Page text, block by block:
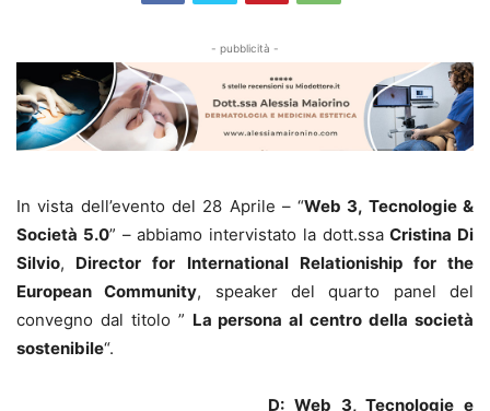
- pubblicità -
In vista dell’evento del 28 Aprile – “Web 3, Tecnologie &
Società 5.0” – abbiamo intervistato la dott.ssaCristina Di
Silvio, Director for International Relationiship for the
European Community, speaker del quarto panel del
convegno dal titolo ” La persona al centro della società
sostenibile“.
D: Web 3, Tecnologie e